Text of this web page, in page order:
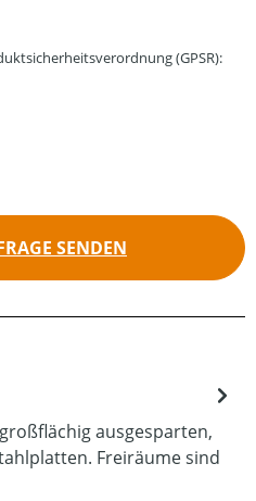
(GPSR):
SENDEN
ausgesparten,
Freiräume sind